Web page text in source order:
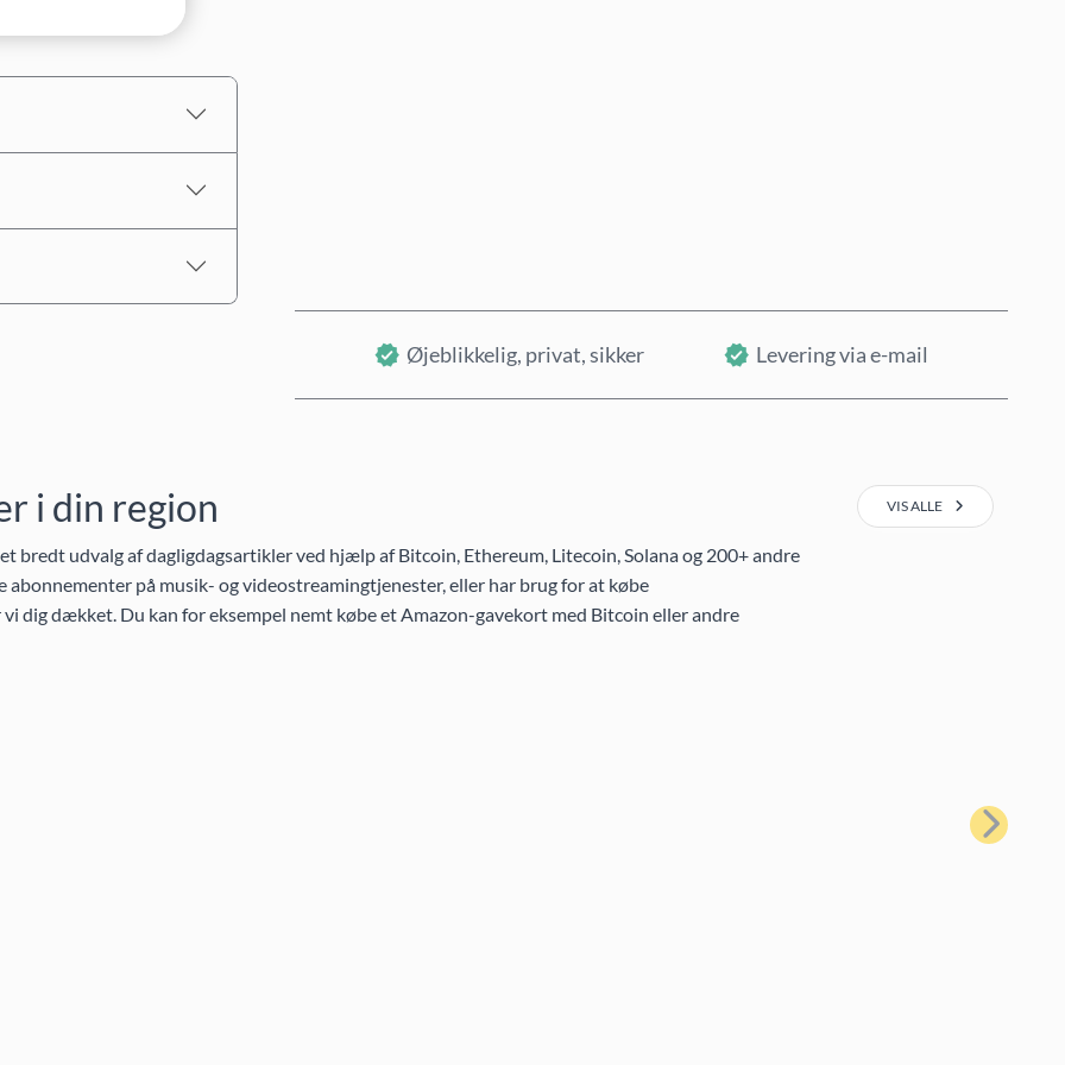
Øjeblikkelig, privat, sikker Levering via e-mail
i din region
bredt udvalg af dagligdagsartikler ved hjælp af Bitcoin, Ethereum, Litecoin, Solana og 200+ andre
på musik- og videostreamingtjenester, eller har brug for at købe
dig dækket. Du kan for eksempel nemt købe et Amazon-gavekort med Bitcoin eller andre
VIS ALLE
Næste